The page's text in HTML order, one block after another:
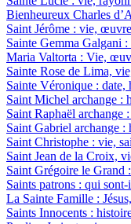
Bienheureux Charles
Saint Jérôme : vie,
Sainte Gemma Galgani
Maria Valtorta : Vie,
Sainte Rose de Lima,
Sainte Véronique :
Saint Michel archange :
Saint Raphaël archange
Saint Gabriel archange :
Saint Christophe : vie,
Saint Jean de la Croix,
Saint Grégoire le Grand
Saints patrons : qui
La Sainte Famille :
Saints Innocents :